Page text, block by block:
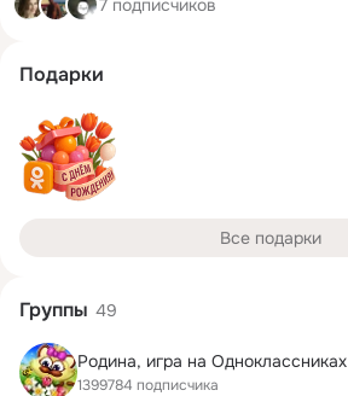
Подарки
Все подарки
Группы 49
Родина, игра на Одноклассниках
1399784 подписчика